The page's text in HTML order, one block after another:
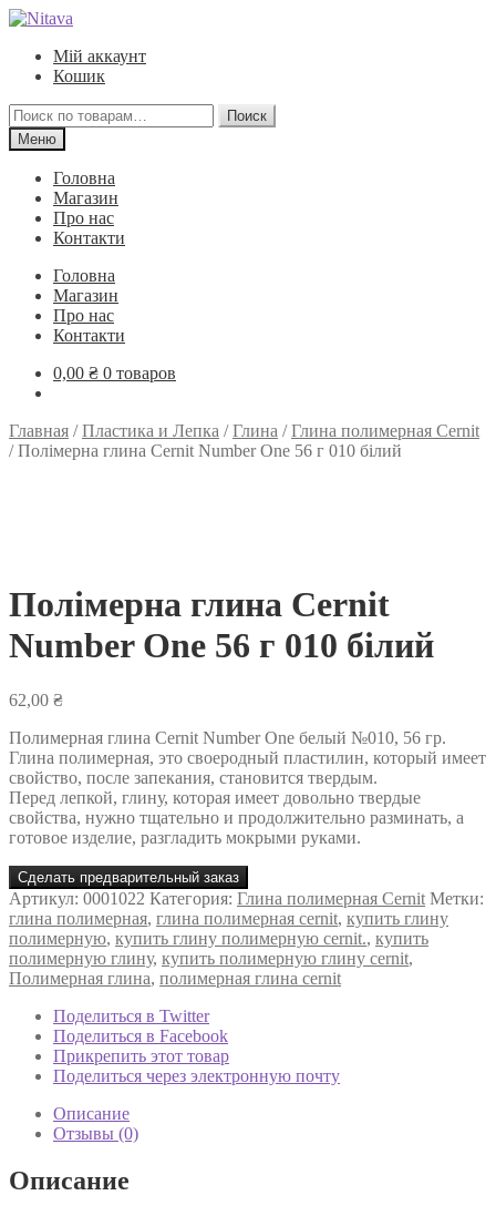
Перейти
навигации
Перейти
содержимому
Мій аккаунт
Кошик
Искать:
Поиск
Меню
Головна
Магазин
Про нас
Контакти
Головна
Магазин
Про нас
Контакти
0,00 ₴ 0 товаров
Главная /Пластика и Лепка /Глина /Глина полимерная Cernit
/Полімерна глина Cernit Number One 56 г 010 білий
Полімерна глина Cernit
Number One 56 г 010 білий
62,00 ₴
Полимерная глина Cernit Number One белый №010, 56 гр.
Глина полимерная, это своеродный пластилин, который имеет
свойство, после запекания, становится твердым.
Перед лепкой, глину, которая имеет довольно твердые
свойства, нужно тщательно и продолжительно разминать, а
готовое изделие, разгладить мокрыми руками.
Сделать предварительный заказ
Артикул: 0001022 Категория: Глина полимерная Cernit Метки:
глина полимерная, глина полимерная cernit, купить глину
полимерную, купить глину полимерную cernit., купить
полимерную глину, купить полимерную глину cernit,
Полимерная глина, полимерная глина cernit
Поделиться в Twitter
Поделиться в Facebook
Прикрепить этот товар
Поделиться через электронную почту
Описание
Отзывы (0)
Описание